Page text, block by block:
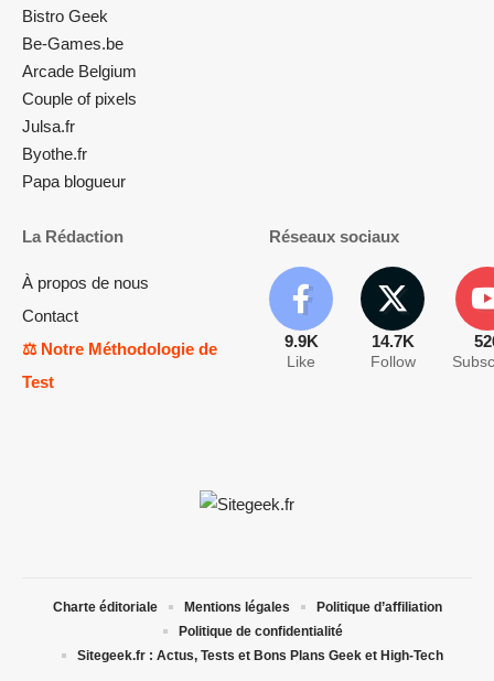
Bistro Geek
Be-Games.be
Arcade Belgium
Couple of pixels
Julsa.fr
Byothe.fr
Papa blogueur
La Rédaction
À propos de nous
Contact
⚖️ Notre Méthodologie de
Test
Réseaux sociaux
9.9K
Like
14.7K
Follow
Charte éditoriale Mentions légales
Politique d’affiliation
Politique de confidentialité
Sitegeek.fr : Actus, Tests et Bons Plans Geek et High-Tech